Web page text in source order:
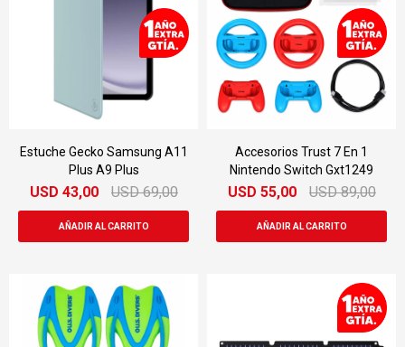
Estuche Gecko Samsung A11
Plus A9 Plus
USD 43,00 USD 69,00
Accesorios Trust 7 En 1
Nintendo Switch Gxt1249
USD 55,00 USD 89,00